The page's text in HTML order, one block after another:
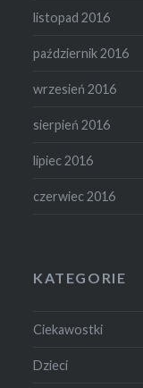
listopad 2016
październik 2016
wrzesień 2016
sierpień 2016
lipiec 2016
czerwiec 2016
KATEGORIE
Ciekawostki
Dzieci